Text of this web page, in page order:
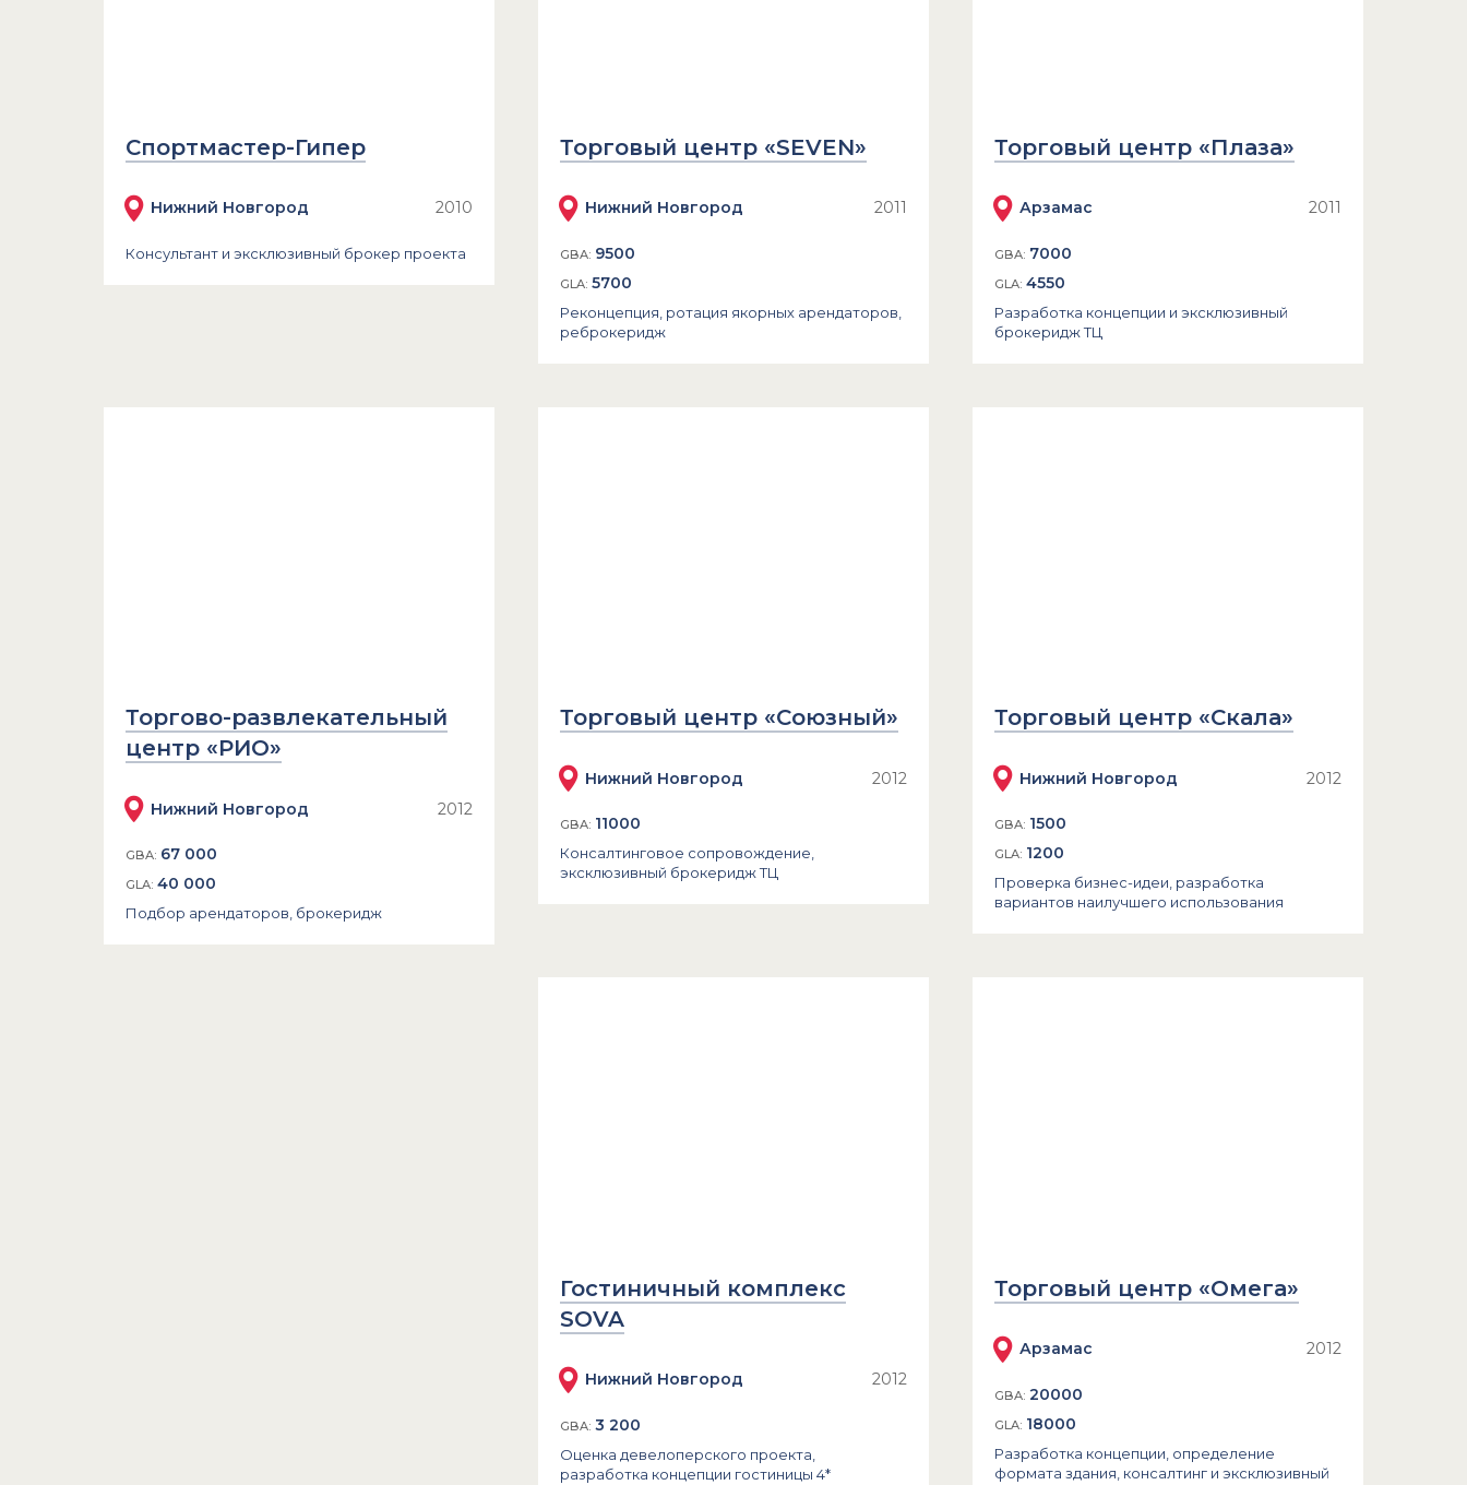
Спортмастер-Гипер
Нижний Новгород 2010
Консультант и эксклюзивный брокер проекта
Торговый центр «SEVEN»
Нижний Новгород 2011
GBA:9500
GLA:5700
Реконцепция, ротация якорных арендаторов,
реброкеридж
Торговый центр «Плаза»
Арзамас 2011
GBA:7000
GLA:4550
Разработка концепции и эксклюзивный
брокеридж ТЦ
Торгово-развлекательный
центр «РИО»
Нижний Новгород 2012
GBA: 67 000
GLA: 40 000
Подбор арендаторов, брокеридж
Торговый центр «Союзный»
Нижний Новгород 2012
GBA:11000
Консалтинговое сопровождение,
эксклюзивный брокеридж ТЦ
Торговый центр «Скала»
Нижний Новгород 2012
GBA:1500
GLA:1200
Проверка бизнес-идеи, разработка
вариантов наилучшего использования
Гостиничный комплекс
SOVA
Нижний Новгород 2012
GBA:3 200
Оценка девелоперского проекта,
разработка концепции гостиницы 4*
Торговый центр «Омега»
Арзамас 2012
GBA:20000
GLA:18000
Разработка концепции, определение
формата здания, консалтинг и эксклюзивный